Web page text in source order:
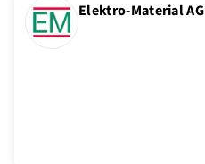
Elektro-Material AG